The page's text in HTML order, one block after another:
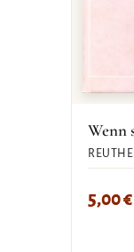
Wenn
5,00€